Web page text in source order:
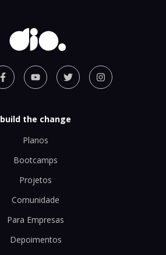
build the change
Planos
Bootcamps
Projetos
Comunidade
Para Empresas
Depoimentos